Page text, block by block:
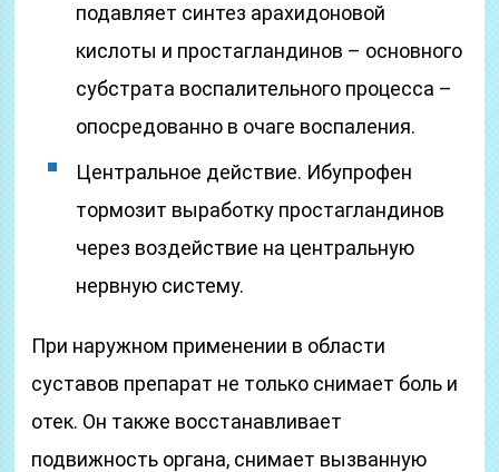
подавляет синтез арахидоновой
кислоты и простагландинов – основного
субстрата воспалительного процесса –
опосредованно в очаге воспаления.
Центральное действие. Ибупрофен
тормозит выработку простагландинов
через воздействие на центральную
нервную систему.
При наружном применении в области
суставов препарат не только снимает боль и
отек. Он также восстанавливает
подвижность органа, снимает вызванную